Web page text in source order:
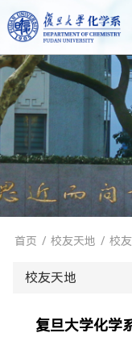
首页 / 校友天地 / 校
校友天地
复旦大学化学